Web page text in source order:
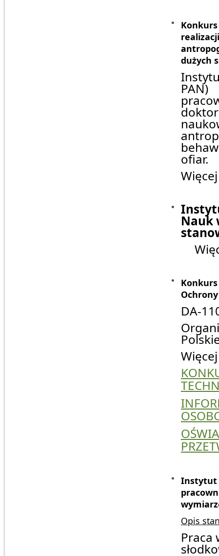
dużych
ofiar.
Nauk
DA-
Opis
Praca